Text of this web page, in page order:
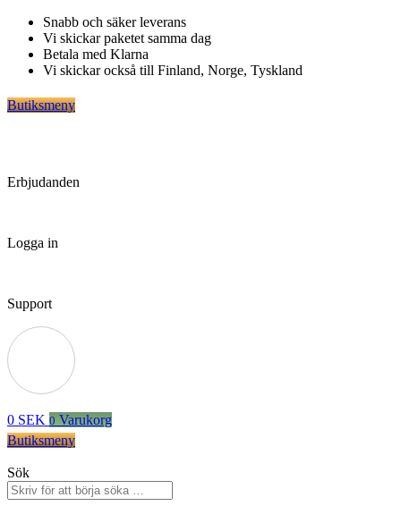
Hoppa
innehåll
Snabb och säker leverans
Vi skickar paketet samma dag
Betala med Klarna
Vi skickar också till Finland, Norge, Tyskland
Butiksmeny
Erbjudanden
Logga in
Support
0 SEK 0 Varukorg
Butiksmeny
Sök